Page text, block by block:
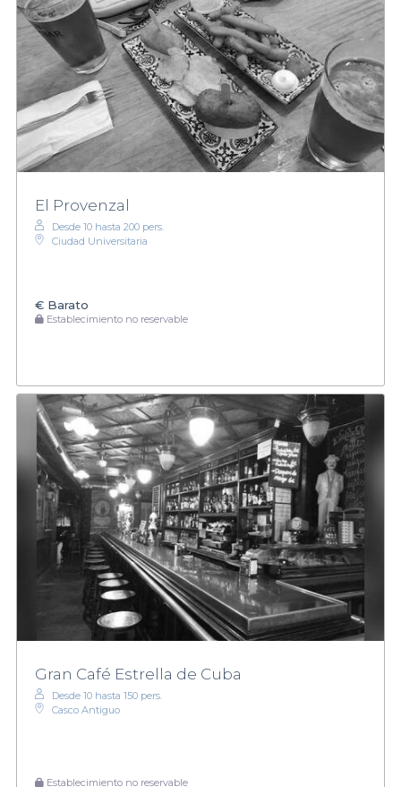
El Provenzal
Desde 10 hasta 200 pers.
Ciudad Universitaria
€ Barato
Establecimiento no reservable
Gran Café Estrella de Cuba
Desde 10 hasta 150 pers.
Casco Antiguo
Establecimiento no reservable